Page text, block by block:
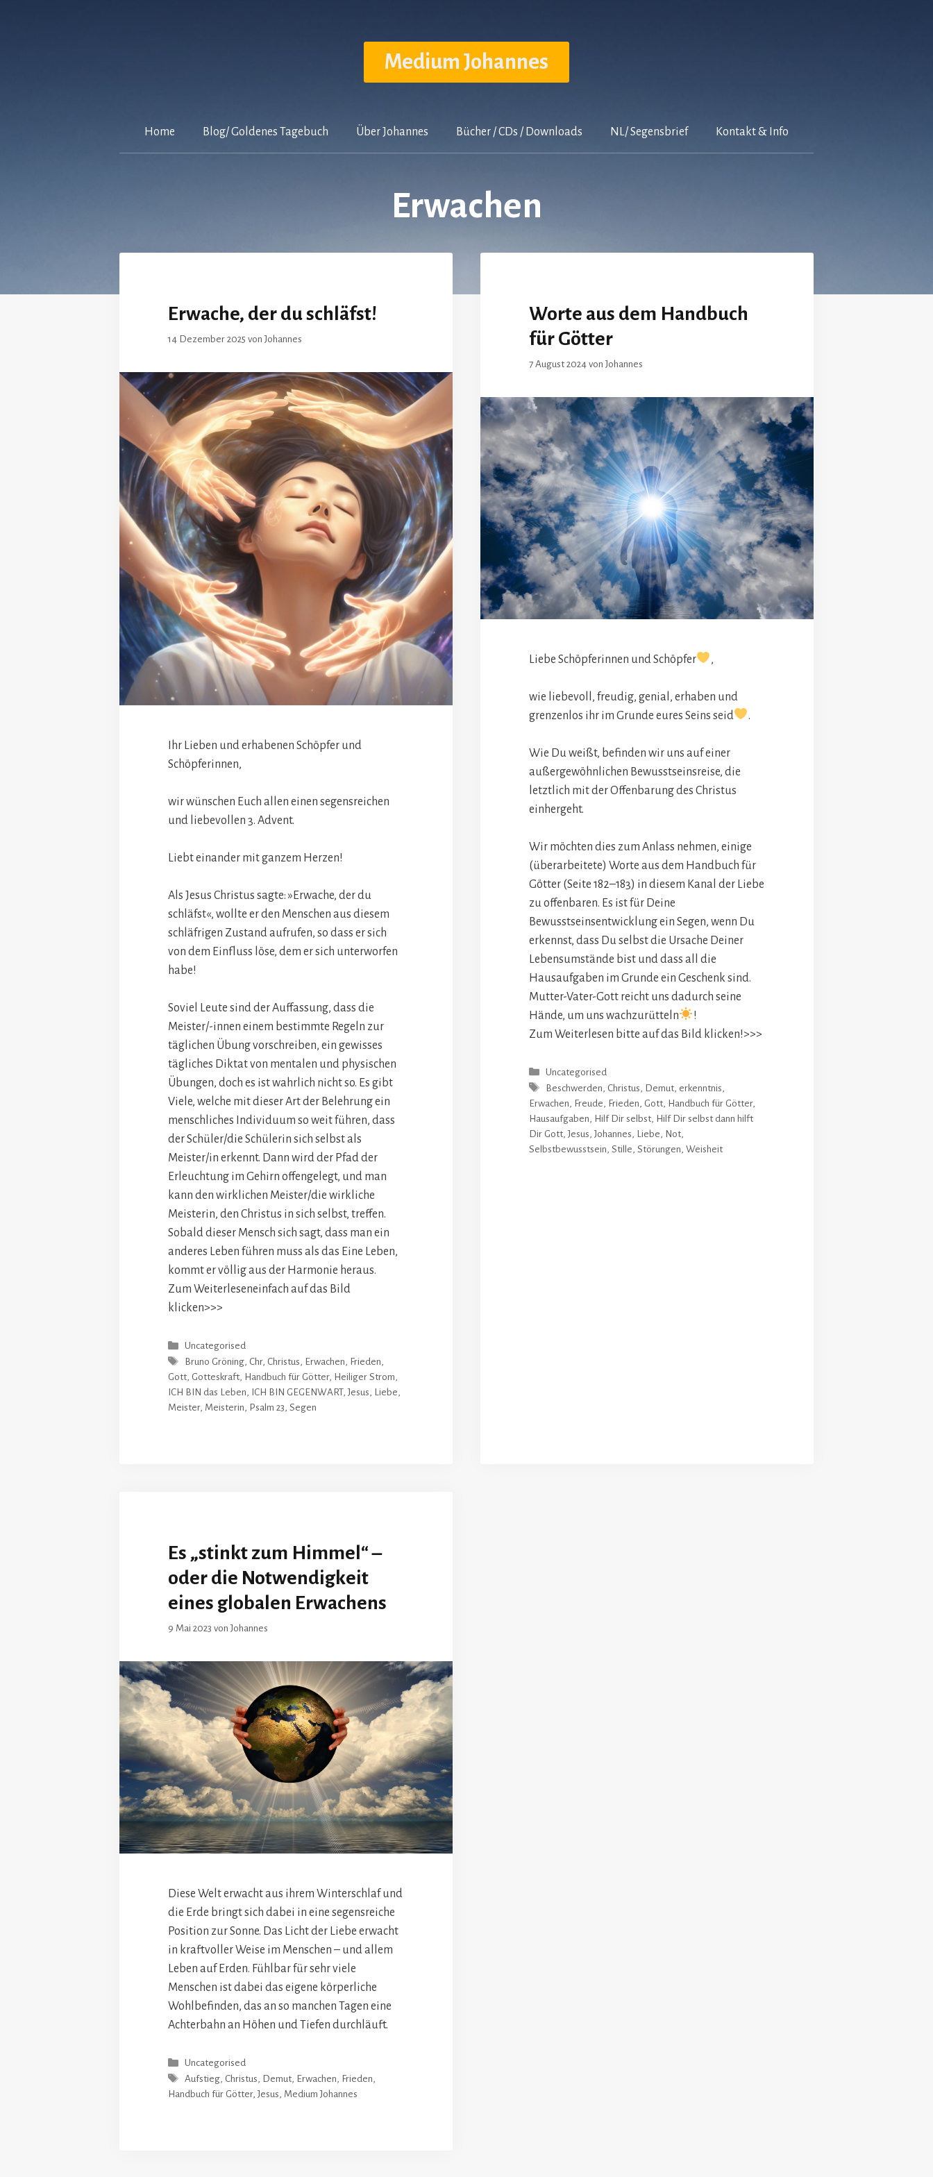
Medium Johannes
Home Blog/ Goldenes Tagebuch Über Johannes Bücher / CDs / Downloads NL/ Segensbrief Kontakt & Info
Erwachen
Erwache, der du schläfst!
14 Dezember 2025 von Johannes
Ihr Lieben und erhabenen Schöpfer und
Schöpferinnen,
wir wünschen Euch allen einen segensreichen
und liebevollen 3. Advent.
Liebt einander mit ganzem Herzen!
Als Jesus Christus sagte: »Erwache, der du
schläfst«, wollte er den Menschen aus diesem
schläfrigen Zustand aufrufen, so dass er sich
von dem Einfluss löse, dem er sich unterworfen
habe!
Soviel Leute sind der Auffassung, dass die
Meister/-innen einem bestimmte Regeln zur
täglichen Übung vorschreiben, ein gewisses
tägliches Diktat von mentalen und physischen
Übungen, doch es ist wahrlich nicht so. Es gibt
Viele, welche mit dieser Art der Belehrung ein
menschliches Individuum so weit führen, dass
der Schüler/die Schülerin sich selbst als
Meister/in erkennt. Dann wird der Pfad der
Erleuchtung im Gehirn offengelegt, und man
kann den wirklichen Meister/die wirkliche
Meisterin, den Christus in sich selbst, treffen.
Sobald dieser Mensch sich sagt, dass man ein
anderes Leben führen muss als das Eine Leben,
kommt er völlig aus der Harmonie heraus.
Zum Weiterleseneinfach auf das Bild
klicken>>>
Kategorien
Uncategorised
Schlagwörter
Bruno Gröning Chr, Christus Erwachen Frieden
Gott Gotteskraft Handbuch für Götter, Heiliger Strom
ICH BIN das Leben
ICH BIN GEGENWART, Jesus Liebe
Meister, Meisterin Psalm 23 Segen
Worte aus dem Handbuch
für Götter
7 August 2024 von Johannes
Liebe Schöpferinnen und Schöpfer ,
wie liebevoll, freudig, genial, erhaben und
grenzenlos ihr im Grunde eures Seins seid
.
Wie Du weißt, befinden wir uns auf einer
außergewöhnlichen Bewusstseinsreise, die
letztlich mit der Offenbarung des Christus
einhergeht.
Wir möchten dies zum Anlass nehmen, einige
(überarbeitete) Worte aus dem Handbuch für
Götter (Seite 182–183) in diesem Kanal der Liebe
zu offenbaren. Es ist für Deine
Bewusstseinsentwicklung ein Segen, wenn Du
erkennst, dass Du selbst die Ursache Deiner
Lebensumstände bist und dass all die
Hausaufgaben im Grunde ein Geschenk sind.
Mutter-Vater-Gott reicht uns dadurch seine
Hände, um uns wachzurütteln
!
Zum Weiterlesen bitte auf das Bild klicken!>>>
Kategorien
Uncategorised
Schlagwörter
Beschwerden Christus Demut erkenntnis
Erwachen
Freude Frieden Gott Handbuch für Götter,
Hausaufgaben
Hilf Dir selbst
Hilf Dir selbst dann hilft
Dir Gott Jesus Johannes Liebe Not
Selbstbewusstsein Stille Störungen Weisheit
Es „stinkt zum Himmel“ –
oder die Notwendigkeit
eines globalen Erwachens
9 Mai 2023 von Johannes
Diese Welt erwacht aus ihrem Winterschlaf und
die Erde bringt sich dabei in eine segensreiche
Position zur Sonne. Das Licht der Liebe erwacht
in kraftvoller Weise im Menschen – und allem
Leben auf Erden. Fühlbar für sehr viele
Menschen ist dabei das eigene körperliche
Wohlbefinden, das an so manchen Tagen eine
Achterbahn an Höhen und Tiefen durchläuft.
Kategorien
Uncategorised
Schlagwörter
Aufstieg Christus Demut Erwachen Frieden
Handbuch für Götter, Jesus Medium Johannes